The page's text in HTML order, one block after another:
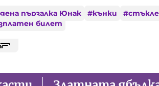
пързалка Юнак #кънки #
билет